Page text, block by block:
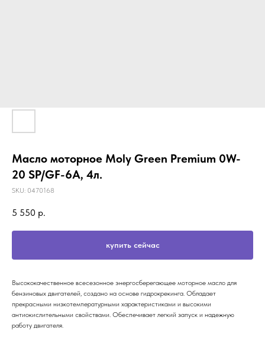
Масло моторное Moly Green Premium 0W-
20 SP/GF-6A, 4л.
SKU: 0470168
5 550 р.
купить сейчас
Высококачественное всесезонное энергосберегающее моторное масло для
бензиновых двигателей, создано на основе гидрокрекинга. Обладает
прекрасными низкотемпературными характеристиками и высокими
антиокислительными свойствами. Обеспечивает легкий запуск и надежную
работу двигателя.